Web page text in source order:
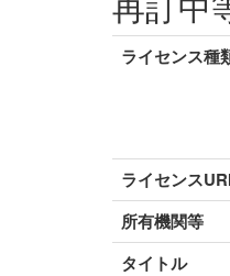
ライセンス種
ライセンス
所有機関等
タイトル